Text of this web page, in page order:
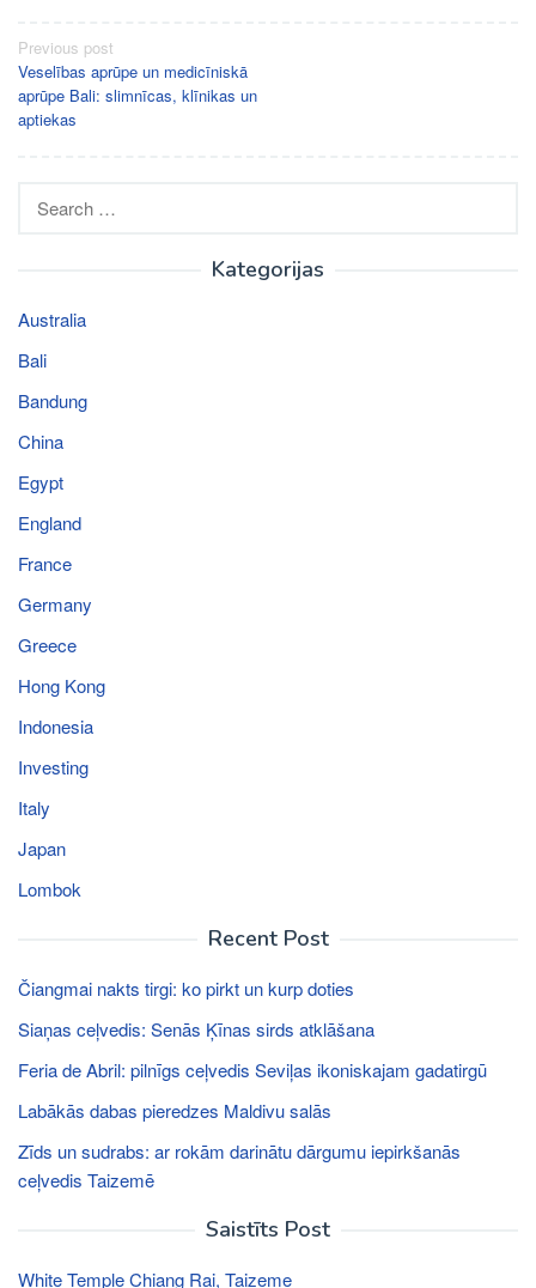
Post
navigation
Previous post
Veselības aprūpe un medicīniskā
aprūpe Bali: slimnīcas, klīnikas un
aptiekas
for:
Kategorijas
Australia
Bali
Bandung
China
Egypt
England
France
Germany
Greece
Hong Kong
Indonesia
Investing
Italy
Japan
Lombok
Recent Post
Čiangmai nakts tirgi: ko pirkt un kurp doties
Siaņas ceļvedis: Senās Ķīnas sirds atklāšana
Feria de Abril: pilnīgs ceļvedis Seviļas ikoniskajam gadatirgū
Labākās dabas pieredzes Maldivu salās
Zīds un sudrabs: ar rokām darinātu dārgumu iepirkšanās
ceļvedis Taizemē
Saistīts Post
White Temple Chiang Rai, Taizeme